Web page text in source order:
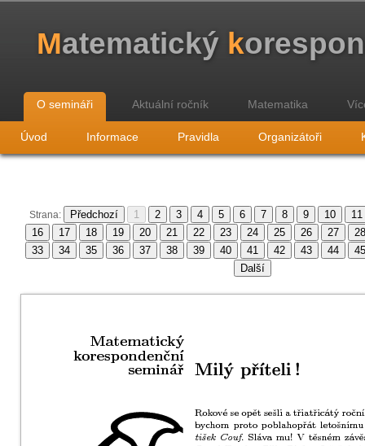
Matematický k
O semináři Aktuální ročník Matematika
Úvod Informace Pravidla Organizátoři
Strana: